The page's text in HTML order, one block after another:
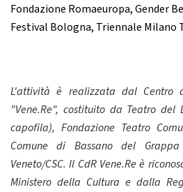
Fondazione Romaeuropa, Gender
Festival Bologna, Triennale Milano
L'attività è realizzata dal Centro
"Vene.Re", costituito da Teatro
capofila), Fondazione Teatro
Comune di Bassano del
Veneto/CSC. Il CdR Vene.Re è
Ministero della Cultura e dalla